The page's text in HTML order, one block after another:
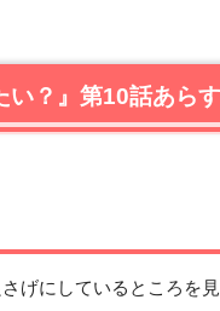
い？』第10話あら
げにしているところを